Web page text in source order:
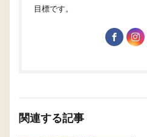
目標です。
関連する記事